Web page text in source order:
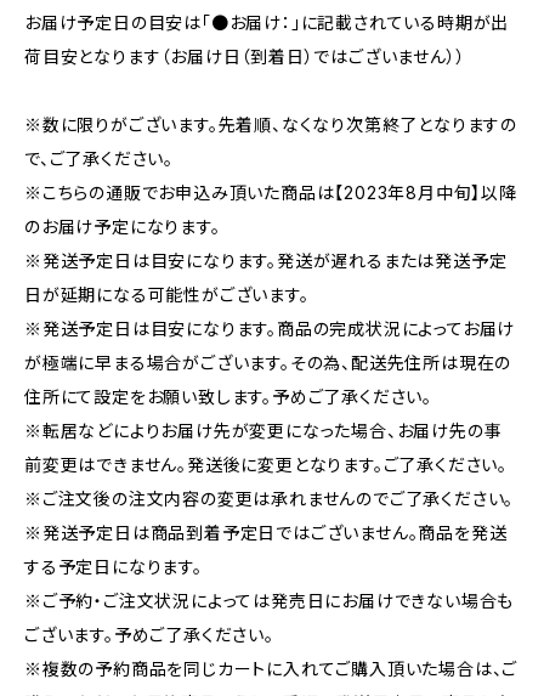
お届け予定日の目安は「●お届け：」に記載されている時期が出
荷目安となります（お届け日（到着日）ではございません））
※数に限りがございます。先着順、なくなり次第終了となりますの
で、ご了承ください。
※こちらの通販でお申込み頂いた商品は【2023年8月中旬】以降
のお届け予定になります。
※発送予定日は目安になります。発送が遅れるまたは発送予定
日が延期になる可能性がございます。
※発送予定日は目安になります。商品の完成状況によってお届け
が極端に早まる場合がございます。その為、配送先住所は現在の
住所にて設定をお願い致します。予めご了承ください。
※転居などによりお届け先が変更になった場合、お届け先の事
前変更はできません。発送後に変更となります。ご了承ください。
※ご注文後の注文内容の変更は承れませんのでご了承ください。
※発送予定日は商品到着予定日ではございません。商品を発送
する予定日になります。
※ご予約・ご注文状況によっては発売日にお届けできない場合も
ございます。予めご了承ください。
※複数の予約商品を同じカートに入れてご購入頂いた場合は、ご